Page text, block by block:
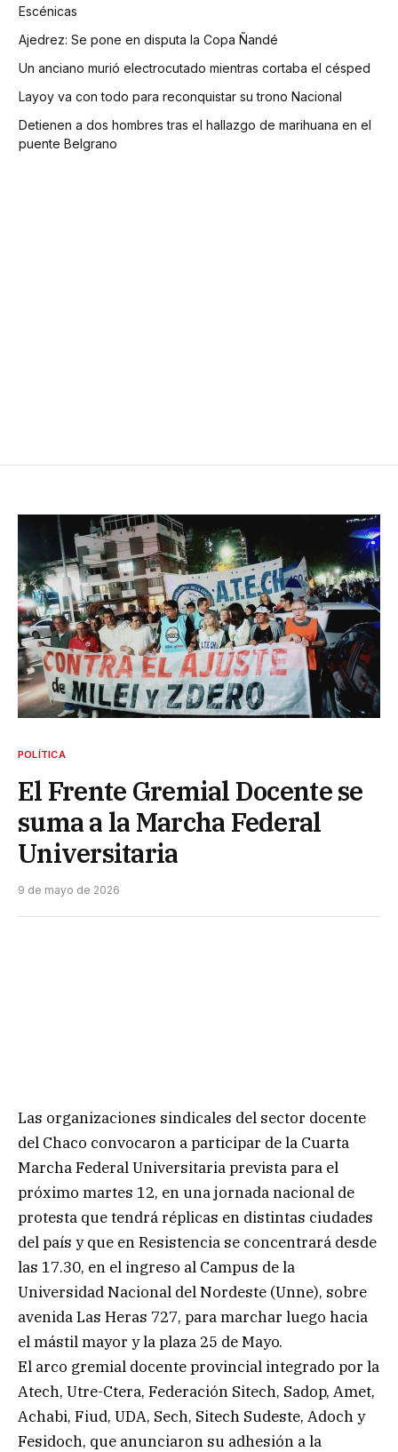
Escénicas
Ajedrez: Se pone en disputa la Copa Ñandé
Un anciano murió electrocutado mientras cortaba el césped
Layoy va con todo para reconquistar su trono Nacional
Detienen a dos hombres tras el hallazgo de marihuana en el
puente Belgrano
POLÍTICA
El Frente Gremial Docente se
suma a la Marcha Federal
Universitaria
9 de mayo de 2026
Las organizaciones sindicales del sector docente
del Chaco convocaron a participar de la Cuarta
Marcha Federal Universitaria prevista para el
próximo martes 12, en una jornada nacional de
protesta que tendrá réplicas en distintas ciudades
del país y que en Resistencia se concentrará desde
las 17.30, en el ingreso al Campus de la
Universidad Nacional del Nordeste (Unne), sobre
avenida Las Heras 727, para marchar luego hacia
el mástil mayor y la plaza 25 de Mayo.
El arco gremial docente provincial integrado por la
Atech, Utre-Ctera, Federación Sitech, Sadop, Amet,
Achabi, Fiud, UDA, Sech, Sitech Sudeste, Adoch y
Fesidoch, que anunciaron su adhesión a la